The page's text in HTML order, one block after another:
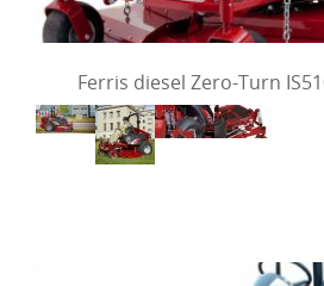
Ferris diesel Zero-Turn